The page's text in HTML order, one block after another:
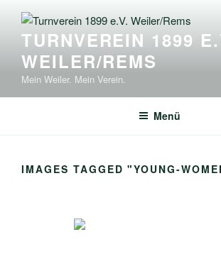
Inhalt
springenTURNVEREIN 1899
WEILER/REMS
Mein Weiler. Mein Verein.
Menü
IMAGES TAGGED "YOUNG-